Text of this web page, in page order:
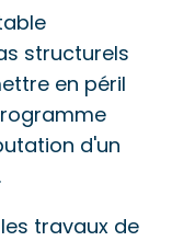
structurels
en péril
d'un
travaux de